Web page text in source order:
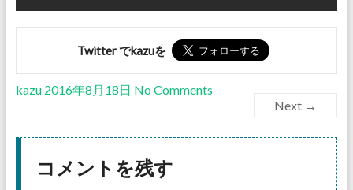
Twitter でkazuを
kazu 2016年8月18日 No Comments
Next →
コメントを残す